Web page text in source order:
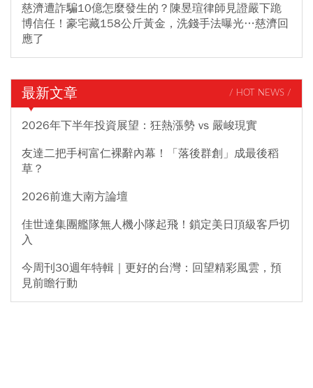
慈濟遭詐騙10億怎麼發生的？陳昱瑄律師見證嚴下跪
博信任！豪宅藏158公斤黃金，洗錢手法曝光…慈濟回
應了
最新文章 / HOT NEWS /
2026年下半年投資展望：狂熱漲勢 vs 嚴峻現實
友達二把手柯富仁裸辭內幕！「落後群創」成最後稻
草？
2026前進大南方論壇
佳世達集團艦隊無人機小隊起飛！鎖定美日頂級客戶切
入
今周刊30週年特輯｜更好的台灣：回望精彩風雲，預
見前瞻行動